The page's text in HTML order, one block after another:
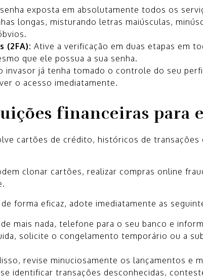
exposta em absolutamente todos os
longas, misturando letras maiúsculas,
(2FA): Ative a verificação em duas etapas em
que ele possua a sua senha.
invasor já tenha tomado o controle do seu
o acesso imediatamente.
financeiras para
cartões de crédito, históricos de
clonar cartões, realizar compras online
forma eficaz, adote imediatamente as
mais nada, telefone para o seu banco e
solicite o congelamento temporário ou a
revise minuciosamente os lançamentos e
identificar transações desconhecidas,